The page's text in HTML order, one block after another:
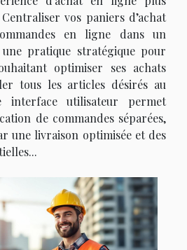
vos paniers d’achat
en ligne dans un
pratique stratégique pour
optimiser ses achats
tous les articles désirés au
interface utilisateur permet
de commandes séparées,
une livraison optimisée et des